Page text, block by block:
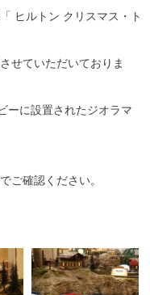
ヒルトン クリスマス・ト
せていただいておりま
ーに設置されたジオラマ
ご確認ください。